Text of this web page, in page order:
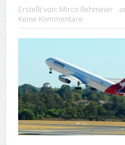
Erstellt von: Mirco Rehmeier
Keine Kommentare